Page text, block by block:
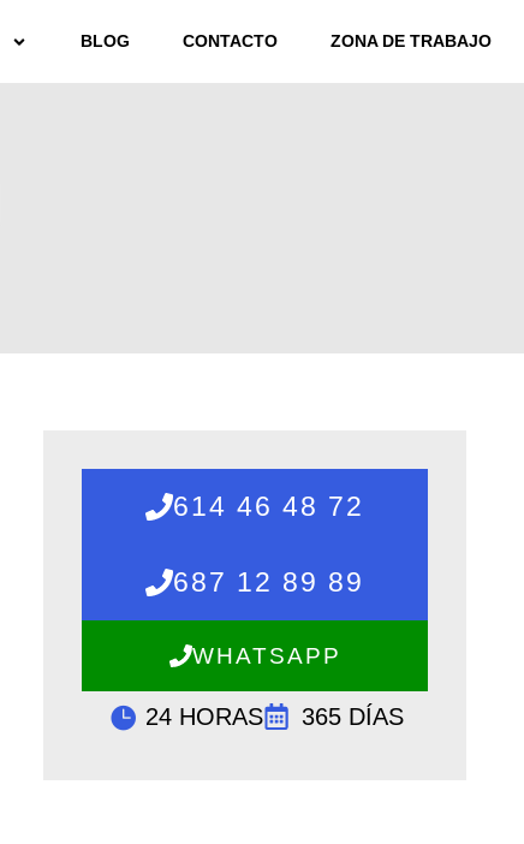
BLOG CONTACTO ZONA DE TRABAJO
614 46 48 72
687 12 89 89
WHATSAPP
24 HORAS 365 DÍAS